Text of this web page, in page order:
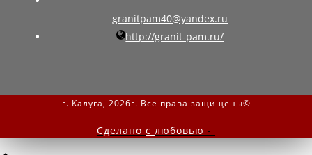
granitpam40@yandex.ru
http://granit-pam.ru/
г. Калуга, 2026г. Все права защищены©
Сделано с любовью -